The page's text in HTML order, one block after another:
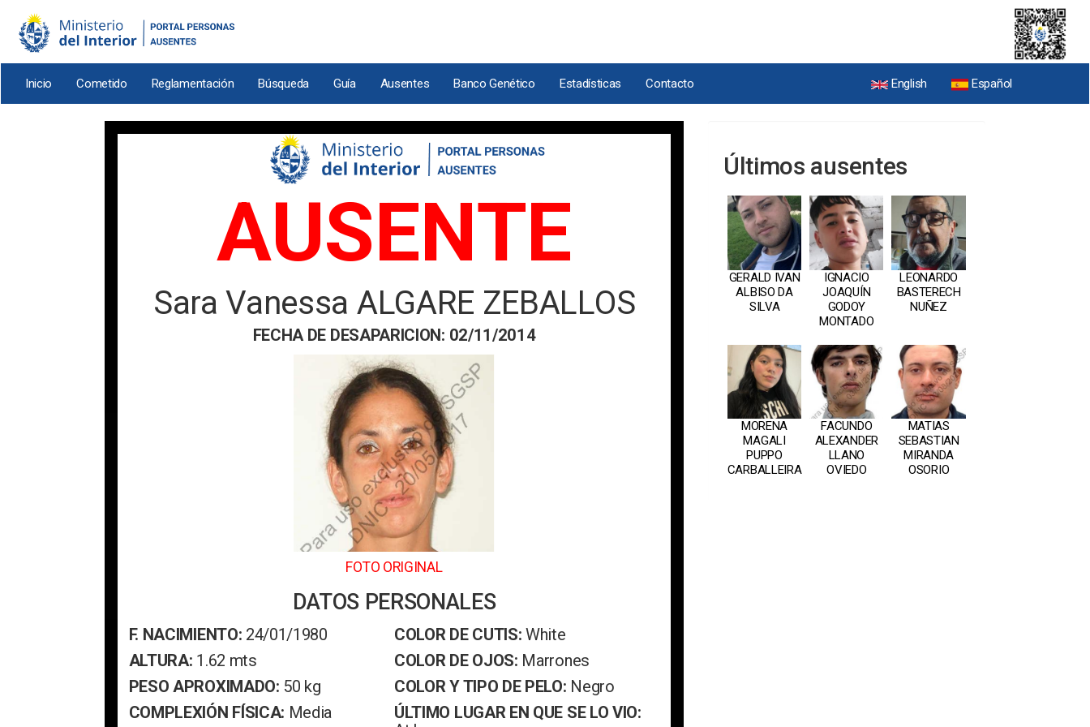
Pasar
contenido
principal
Inicio
Cometido Reglamentación Búsqueda Guía Ausentes Banco Genético Estadísticas Contacto English Español
AUSENTE
Sara Vanessa ALGARE ZEBALLOS
FECHA DE DESAPARICION: 02/11/2014
FOTO ORIGINAL
DATOS PERSONALES
F. NACIMIENTO: 24/01/1980
ALTURA: 1.62 mts
PESO APROXIMADO: 50 kg
COMPLEXIÓN FÍSICA: Media
COLOR DE CUTIS:White
COLOR DE OJOS: Marrones
COLOR Y TIPO DE PELO: Negro
ÚLTIMO LUGAR EN QUE SE LO VIO:
Últimos ausentes
GERALD IVAN
ALBISO DA
SILVA
IGNACIO
JOAQUÍN
GODOY
MONTADO
LEONARDO
BASTERECH
NUÑEZ
MORENA
MAGALI
PUPPO
CARBALLEIRA
FACUNDO
ALEXANDER
LLANO
OVIEDO
MATIAS
SEBASTIAN
MIRANDA
OSORIO